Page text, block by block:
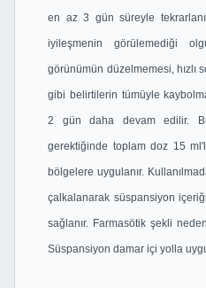
en az 3 gün süreyle
iyileşmenin görülemediği
görünümün düzelmemesi, hızlı
gibi belirtilerin tümüyle
2 gün daha devam edilir.
gerektiğinde toplam doz 15
bölgelere uygulanır.
çalkalanarak süspansiyon
sağlanır. Farmasötik şekli
Süspansiyon damar içi yolla